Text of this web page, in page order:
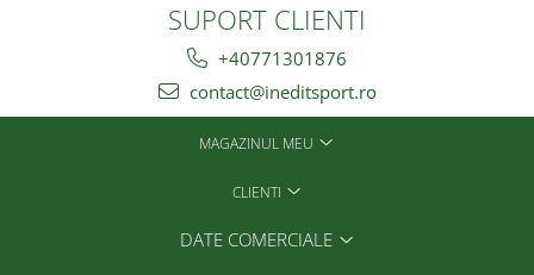
SUPORT CLIENTI
+40771301876
contact@ineditsport.ro
MAGAZINUL MEU
CLIENTI
DATE COMERCIALE